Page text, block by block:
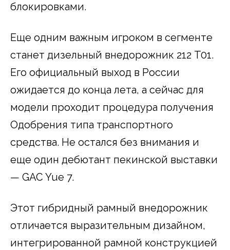
блокировками.
Еще одним важным игроком в сегменте
станет дизельный внедорожник 212 T01.
Его официальный выход в России
ожидается до конца лета, а сейчас для
модели проходит процедура получения
Одобрения типа транспортного
средства. Не остался без внимания и
еще один дебютант пекинской выставки
— GAC Yue 7.
Этот гибридный рамный внедорожник
отличается выразительным дизайном,
интегрированной рамной конструкцией